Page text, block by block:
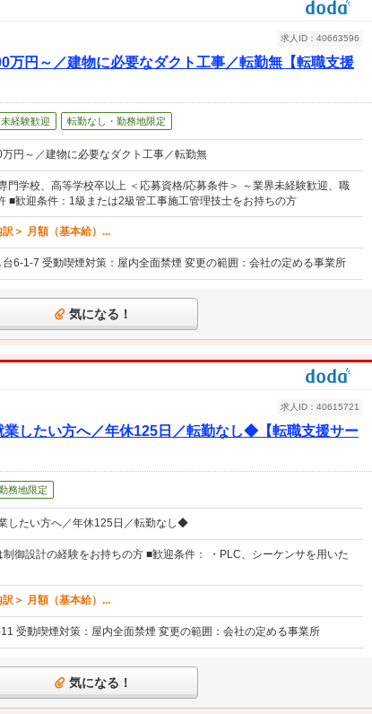
円～／建物に必要なダクト工事／転勤無【転職支援
求人ID：40663596
未経験歓迎 転勤なし・勤務地限定
円～／建物に必要なダクト工事／転勤無
学校、高等学校卒以上 ＜応募資格/応募条件＞ ～業界未経験歓迎、職
■歓迎条件：1級または2級管工事施工管理技士をお持ちの方
＞ 月額（基本給）...
6-1-7 受動喫煙対策：屋内全面禁煙 変更の範囲：会社の定める事業所
気になる！
したい方へ／年休125日／転勤なし◆【転職支援サー
求人ID：40615721
務地限定
したい方へ／年休125日／転勤なし◆
御設計の経験をお持ちの方 ■歓迎条件： ・PLC、シーケンサを用いた
＞ 月額（基本給）...
受動喫煙対策：屋内全面禁煙 変更の範囲：会社の定める事業所
気になる！